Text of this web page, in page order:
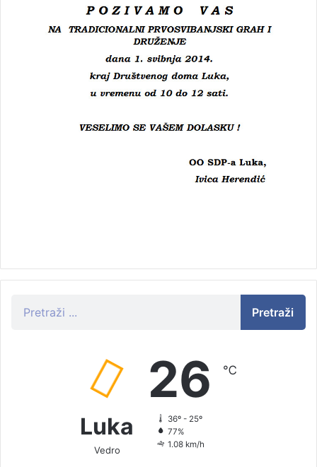
Pretraži
Luka
Vedro
26 ℃
36º - 25º
77%
1.08 km/h